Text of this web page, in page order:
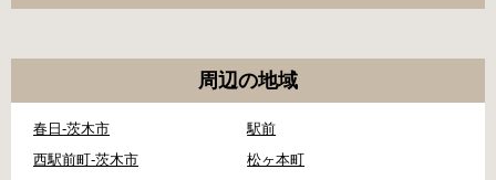
周辺の地域
春日-茨木市
駅前
西駅前町-茨木市
松ヶ本町